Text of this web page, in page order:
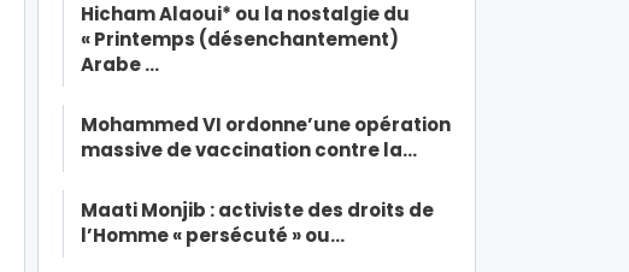
Hicham Alaoui* ou la nostalgie du
« Printemps (désenchantement)
Arabe …
Mohammed VI ordonne’une opération
massive de vaccination contre la…
Maati Monjib : activiste des droits de
l’Homme « persécuté » ou…